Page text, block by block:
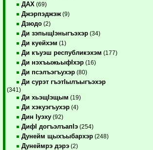
ДАХ (69)
Джэрпэджэж (9)
Дзюдо (2)
Ди зэпыщIэныгъэхэр (34)
Ди куейхэм (1)
Ди къуэш республикэхэм (177)
Ди нэхъыжьыфIхэр (16)
Ди псэлъэгъухэр (80)
Ди сурэт гъэтIылъыгъэхэр
(341)
Ди хьэщIэщым (19)
Ди хэкуэгъухэр (4)
Дин Iуэху (92)
ДифI догъэлъапIэ (254)
Дунейм щыхъыбархэр (248)
Дунеймрэ дэрэ (2)